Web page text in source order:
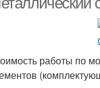
работы по